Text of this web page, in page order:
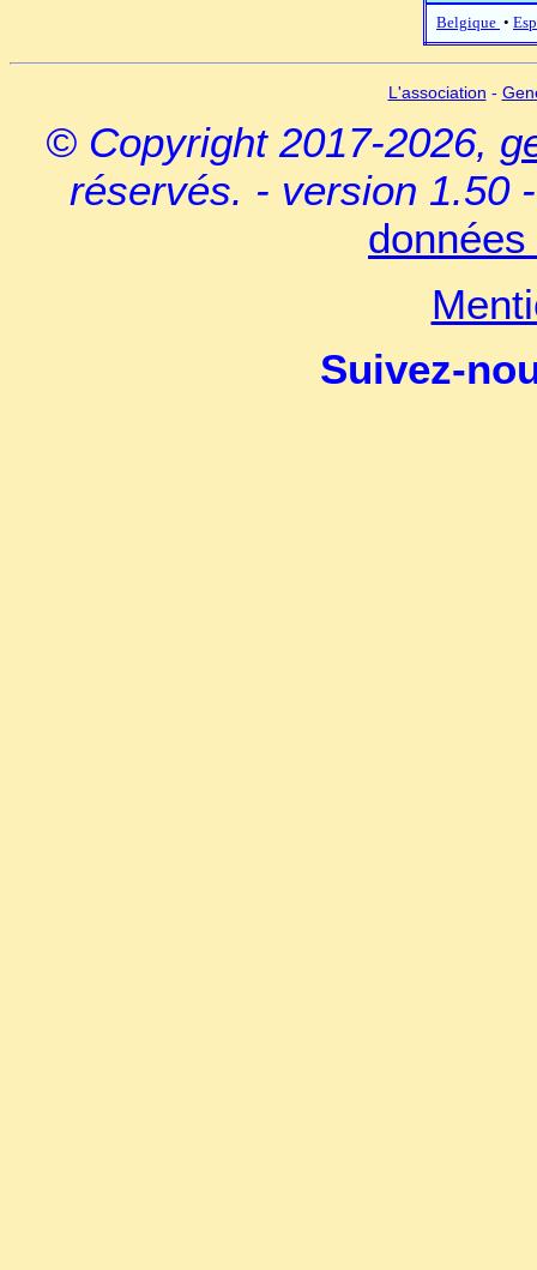
Belgique •
L'association -
© Copyright 2017-2026,
réservés. - version 1.50
Suivez-